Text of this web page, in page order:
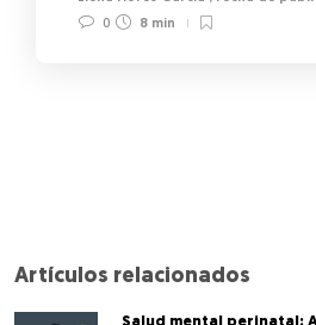
0
8 min
Artículos relacionados